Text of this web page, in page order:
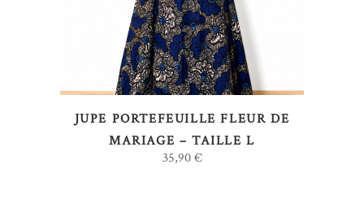
JUPE PORTEFEUILLE FLEUR DE
MARIAGE – TAILLE L
35,90€